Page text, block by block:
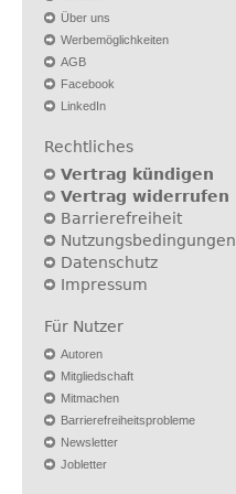
Über uns
Werbemöglichkeiten
AGB
Facebook
LinkedIn
Rechtliches
Vertrag kündigen
Vertrag widerrufen
Barrierefreiheit
Nutzungsbedingungen
Datenschutz
Impressum
Für Nutzer
Autoren
Mitgliedschaft
Mitmachen
Barrierefreiheitsprobleme
Newsletter
Jobletter